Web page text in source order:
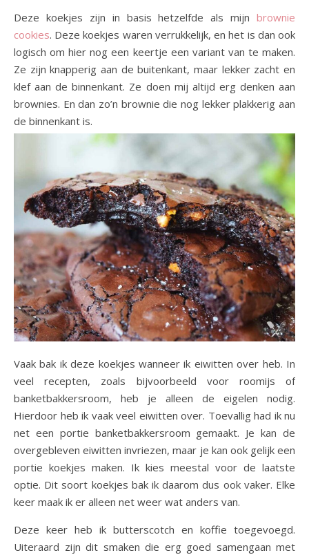
Deze koekjes zijn in basis hetzelfde als mijn brownie
cookies. Deze koekjes waren verrukkelijk, en het is dan ook
logisch om hier nog een keertje een variant van te maken.
Ze zijn knapperig aan de buitenkant, maar lekker zacht en
klef aan de binnenkant. Ze doen mij altijd erg denken aan
brownies. En dan zo’n brownie die nog lekker plakkerig aan
de binnenkant is.
Vaak bak ik deze koekjes wanneer ik eiwitten over heb. In
veel recepten, zoals bijvoorbeeld voor roomijs of
banketbakkersroom, heb je alleen de eigelen nodig.
Hierdoor heb ik vaak veel eiwitten over. Toevallig had ik nu
net een portie banketbakkersroom gemaakt. Je kan de
overgebleven eiwitten invriezen, maar je kan ook gelijk een
portie koekjes maken. Ik kies meestal voor de laatste
optie. Dit soort koekjes bak ik daarom dus ook vaker. Elke
keer maak ik er alleen net weer wat anders van.
Deze keer heb ik butterscotch en koffie toegevoegd.
Uiteraard zijn dit smaken die erg goed samengaan met